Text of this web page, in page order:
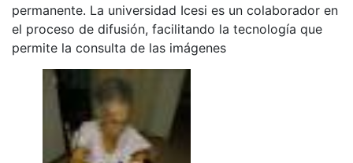
permanente. La universidad Icesi es un colaborador en
el proceso de difusión, facilitando la tecnología que
permite la consulta de las imágenes